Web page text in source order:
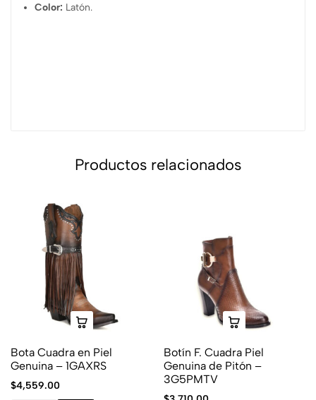
Color: Latón.
Productos relacionados
Bota Cuadra en Piel
Genuina – 1GAXRS
$4,559.00
Botín F. Cuadra Piel
Genuina de Pitón –
3G5PMTV